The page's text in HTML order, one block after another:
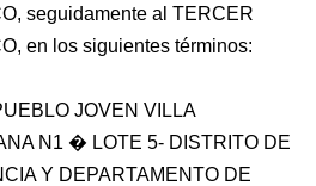
seguidamente al TERCER
en los siguientes términos:
JOVEN VILLA
N1 � LOTE 5- DISTRITO DE
Y DEPARTAMENTO DE